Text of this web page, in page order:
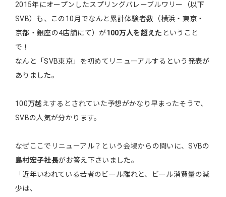
2015年にオープンしたスプリングバレーブルワリー（以下
SVB）も、この10月でなんと累計体験者数（横浜・東京・
京都・銀座の4店舗にて）が100万人を超えた ということ
で！
なんと「SVB東京」を初めてリニューアルするという発表が
ありました。
100万越えするとされていた予想がかなり早まったそうで、
SVBの人気が分かります。
なぜここでリニューアル？という会場からの問いに、SVBの
島村宏子社長がお答え下さいました。
「近年いわれている若者のビール離れと、ビール消費量の減
少は、